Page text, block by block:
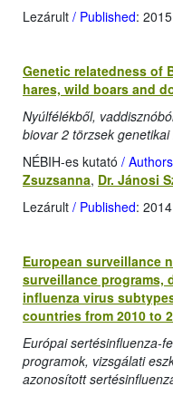
Lezárult / Published: 2015
Genetic relatedness of
hares, wild boars and
Nyúlfélékből,
biovar 2 törzsek
NÉBIH-es kutató /
Zsuzsanna, Dr. Jánosi
Lezárult / Published: 2014
European surveillance
surveillance programs,
influenza virus
countries from 2010 to
Európai sertésinfluenza-
programok, vizsgálati
azonosított